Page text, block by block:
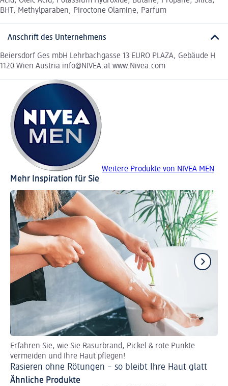
BHT, Methylparaben, Piroctone Olamine, Parfum
Anschrift des Unternehmens
Beiersdorf Ges mbH Lehrbachgasse 13 EURO PLAZA, Gebäude H
1120 Wien Austria info@NIVEA.at www.Nivea.com
Weitere Produkte von NIVEA MEN
Mehr Inspiration für Sie
Erfahren Sie, wie Sie Rasurbrand, Pickel & rote Punkte
vermeiden und Ihre Haut pflegen!
Rasieren ohne Rötungen – so bleibt Ihre Haut glatt
Ähnliche Produkte